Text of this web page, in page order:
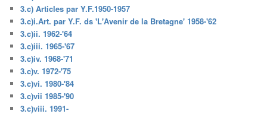
3.c) Articles par Y.F.1950-1957
3.c)i.Art. par Y.F. ds 'L'Avenir de la Bretagne' 1958-'62
3.c)ii. 1962-'64
3.c)iii. 1965-'67
3.c)iv. 1968-'71
3.c)v. 1972-'75
3.c)vi. 1980-'84
3.c)vii 1985-'90
3.c)viii. 1991-